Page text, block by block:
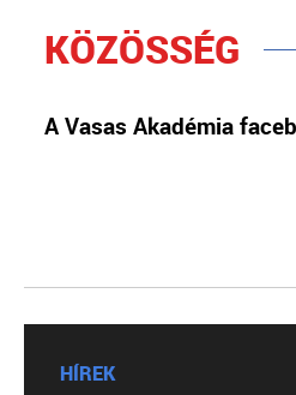
KÖZÖSSÉG
A Vasas Akadémia
HÍREK